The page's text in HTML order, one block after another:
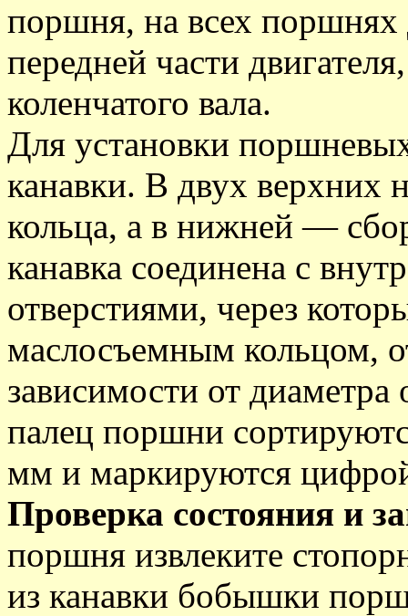
поршня, на всех
передней части
коленчатого вала.
Для установки
канавки. В двух верхних
кольца, а в нижней —
канавка соединена с
отверстиями, через
маслосъемным кольцом,
зависимости от
палец поршни
мм и маркируются
Проверка состояния и
поршня извлеките
из канавки бобышки